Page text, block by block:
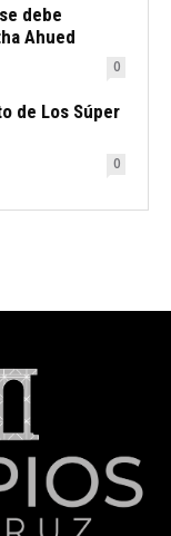
debe
Ahued
0
de Los Súper
0